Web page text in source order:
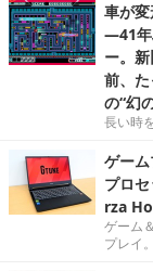
車が
―41年
ー。
前、
の“幻
長い時
ゲー
プロ
rza
ゲーム
プレイ